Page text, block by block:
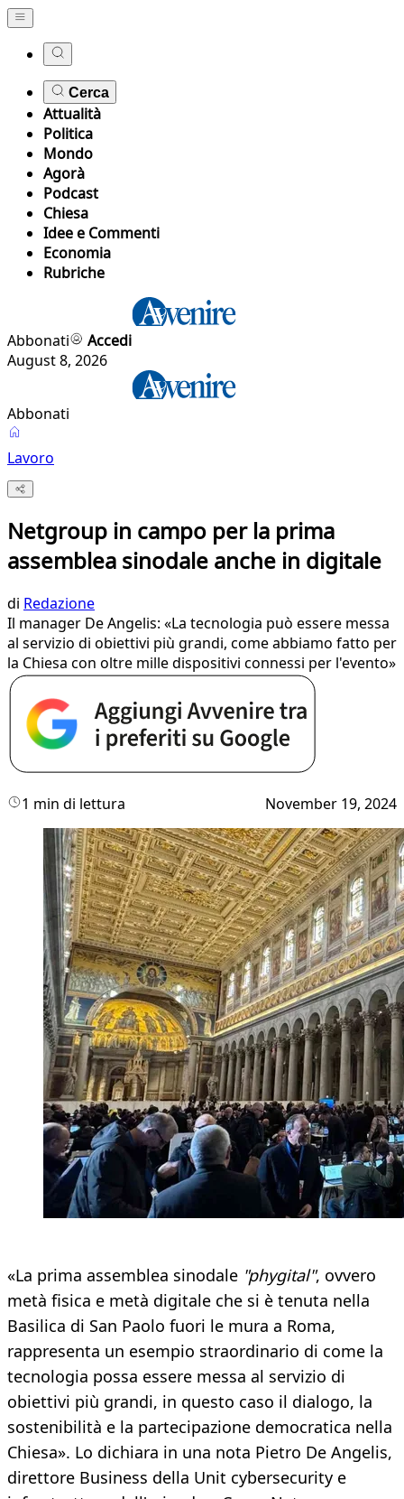
Cerca
Attualità
Politica
Mondo
Agorà
Podcast
Chiesa
Idee e Commenti
Economia
Rubriche
Abbonati
Accedi
August 8, 2026
Abbonati
Lavoro
Netgroup in campo per la prima
assemblea sinodale anche in digitale
di Redazione
Il manager De Angelis: «La tecnologia può essere messa
al servizio di obiettivi più grandi, come abbiamo fatto per
la Chiesa con oltre mille dispositivi connessi per l'evento»
1 min di lettura November 19, 2024
«La prima assemblea sinodale "phygital", ovvero
metà fisica e metà digitale che si è tenuta nella
Basilica di San Paolo fuori le mura a Roma,
rappresenta un esempio straordinario di come la
tecnologia possa essere messa al servizio di
obiettivi più grandi, in questo caso il dialogo, la
sostenibilità e la partecipazione democratica nella
Chiesa». Lo dichiara in una nota Pietro De Angelis,
direttore Business della Unit cybersecurity e